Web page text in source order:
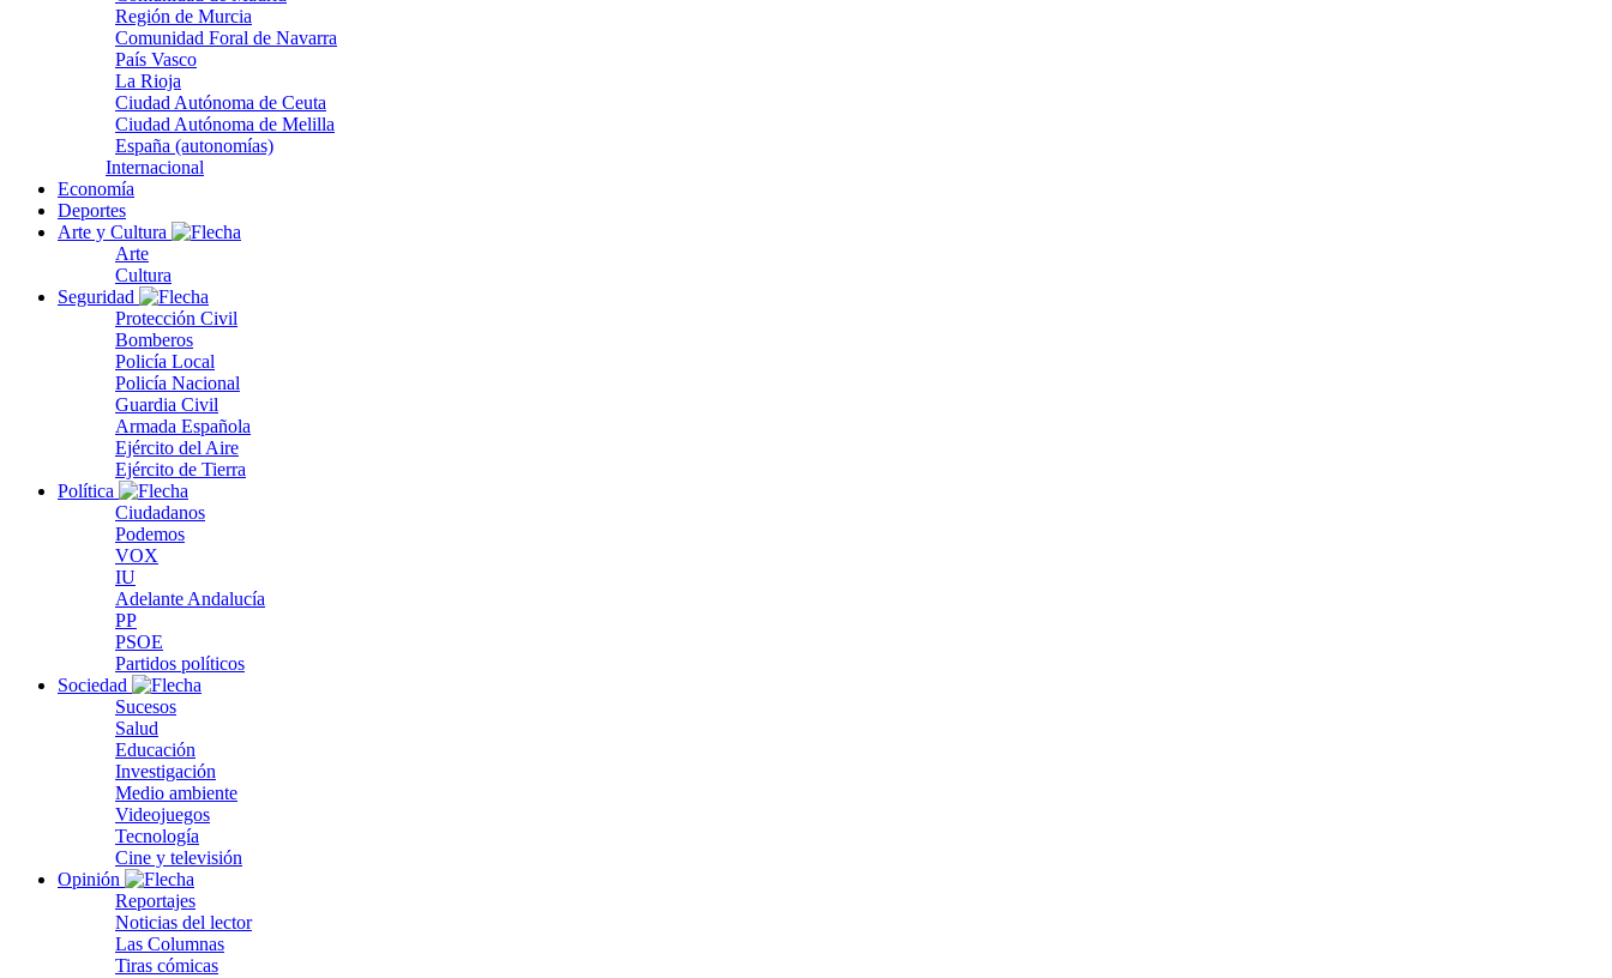
Región de Murcia
Comunidad Foral de Navarra
País Vasco
La Rioja
Ciudad Autónoma de Ceuta
Ciudad Autónoma de Melilla
España (autonomías)
Internacional
Economía
Deportes
Arte y Cultura
Arte
Cultura
Seguridad
Protección Civil
Bomberos
Policía Local
Policía Nacional
Guardia Civil
Armada Española
Ejército del Aire
Ejército de Tierra
Política
Ciudadanos
Podemos
VOX
IU
Adelante Andalucía
PP
PSOE
Partidos políticos
Sociedad
Sucesos
Salud
Educación
Investigación
Medio ambiente
Videojuegos
Tecnología
Cine y televisión
Opinión
Reportajes
Noticias del lector
Las Columnas
Tiras cómicas